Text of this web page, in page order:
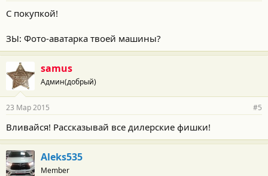
C покупкой!
ЗЫ: Фото-аватарка твоей машины?
samus
Админ(добрый)
23 Мар 2015 #5
Вливайся! Рассказывай все дилерские фишки!
Aleks535
Member